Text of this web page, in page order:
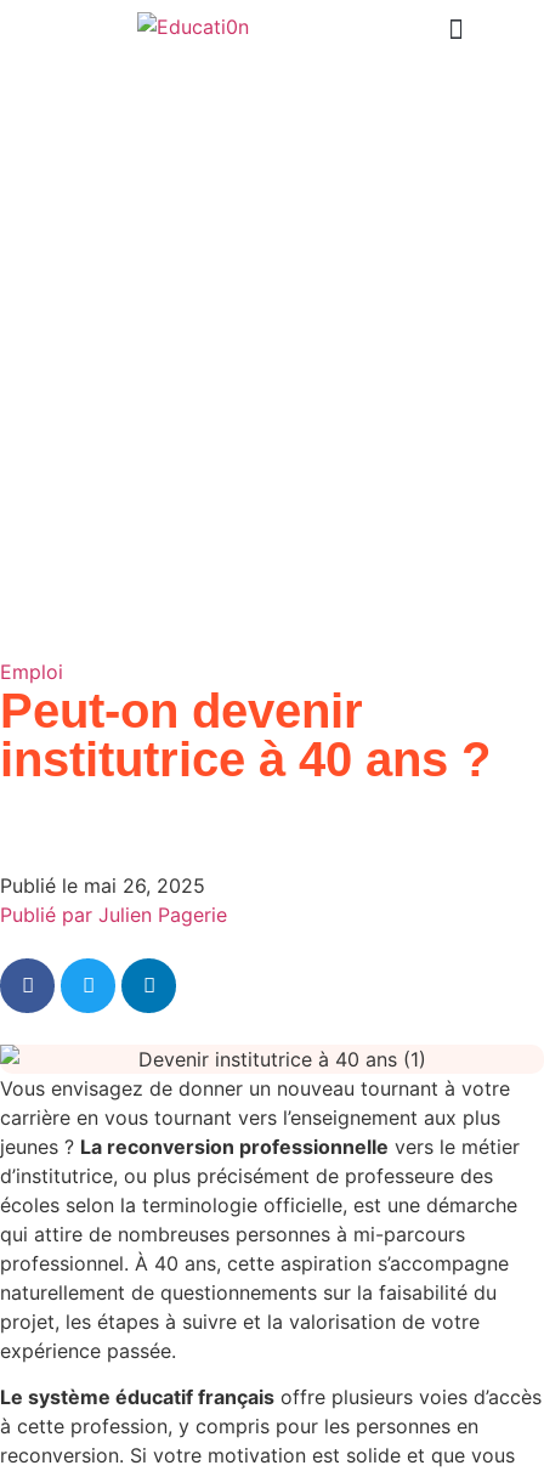
Emploi
Peut-on devenir
institutrice à 40 ans ?
Publié le mai 26, 2025
Publié par Julien Pagerie
Vous envisagez de donner un nouveau tournant à votre
carrière en vous tournant vers l’enseignement aux plus
jeunes ? La reconversion professionnelle vers le métier
d’institutrice, ou plus précisément de professeure des
écoles selon la terminologie officielle, est une démarche
qui attire de nombreuses personnes à mi-parcours
professionnel. À 40 ans, cette aspiration s’accompagne
naturellement de questionnements sur la faisabilité du
projet, les étapes à suivre et la valorisation de votre
expérience passée.
Le système éducatif français offre plusieurs voies d’accès
à cette profession, y compris pour les personnes en
reconversion. Si votre motivation est solide et que vous